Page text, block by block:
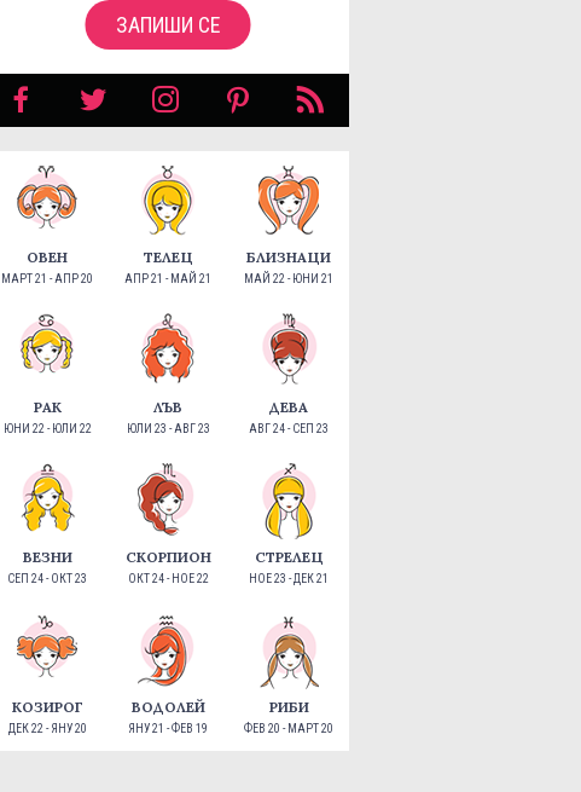
ЗАПИШИ СЕ
ОВЕН
МАРТ 21 - АПР 20
ТЕЛЕЦ
АПР 21 - МАЙ 21
БЛИЗНАЦИ
МАЙ 22 - ЮНИ 21
РАК
ЮНИ 22 - ЮЛИ 22
ЛЪВ
ЮЛИ 23 - АВГ 23
ДЕВА
АВГ 24 - СЕП 23
ВЕЗНИ
СЕП 24 - ОКТ 23
СКОРПИОН
ОКТ 24 - НОЕ 22
СТРЕЛЕЦ
НОЕ 23 - ДЕК 21
КОЗИРОГ
ДЕК 22 - ЯНУ 20
ВОДОЛЕЙ
ЯНУ 21 - ФЕВ 19
РИБИ
ФЕВ 20 - МАРТ 20